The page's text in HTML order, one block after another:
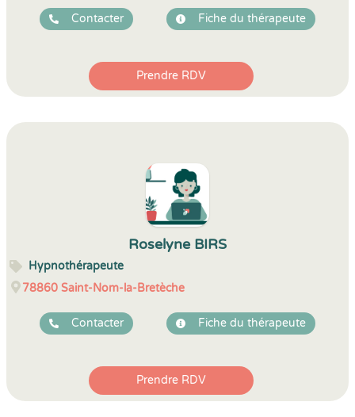
Contacter Fiche du thérapeute
Prendre RDV
Roselyne BIRS
Hypnothérapeute
78860 Saint-Nom-la-Bretèche
Contacter Fiche du thérapeute
Prendre RDV